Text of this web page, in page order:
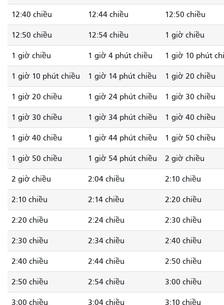
12:40 chiều 12:44 chiều 12:50 chiều
12:50 chiều 12:54 chiều 1 giờ chiều
1 giờ chiều 1 giờ 4 phút chiều 1 giờ 10 phút
1 giờ 10 phút chiều 1 giờ 14 phút chiều 1 giờ 20 chiều
1 giờ 20 chiều 1 giờ 24 phút chiều 1 giờ 30 chiều
1 giờ 30 chiều 1 giờ 34 phút chiều 1 giờ 40 chiều
1 giờ 40 chiều 1 giờ 44 phút chiều 1 giờ 50 chiều
1 giờ 50 chiều 1 giờ 54 phút chiều 2 giờ chiều
2 giờ chiều 2:04 chiều 2:10 chiều
2:10 chiều 2:14 chiều 2:20 chiều
2:20 chiều 2:24 chiều 2:30 chiều
2:30 chiều 2:34 chiều 2:40 chiều
2:40 chiều 2:44 chiều 2:50 chiều
2:50 chiều 2:54 chiều 3:00 chiều
3:00 chiều 3:04 chiều 3:10 chiều